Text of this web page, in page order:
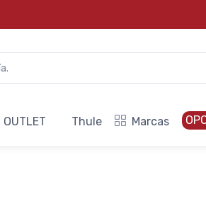
OUTLET Thule Marcas